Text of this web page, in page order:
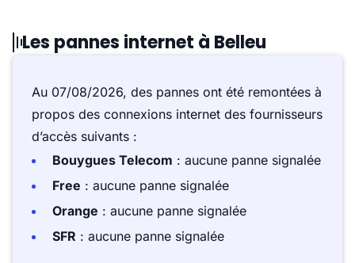
Les pannes internet à Belleu
Au 07/08/2026, des pannes ont été remontées à
propos des connexions internet des fournisseurs
d’accès suivants :
Bouygues Telecom : aucune panne signalée
Free : aucune panne signalée
Orange : aucune panne signalée
SFR : aucune panne signalée